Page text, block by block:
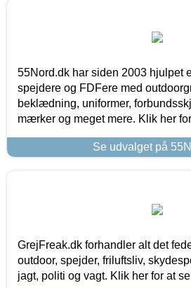
55Nord.dk har siden 2003 hjulpet
spejdere og FDFere med
beklædning, uniformer,
mærker og meget mere. Klik her
Se udvalget på
GrejFreak.dk forhandler alt det
outdoor, spejder, friluftsliv,
jagt, politi og vagt. Klik her for at